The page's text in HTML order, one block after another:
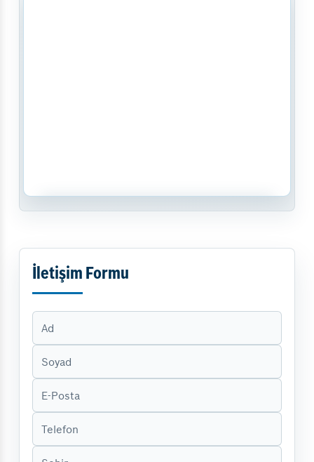
İletişim Formu